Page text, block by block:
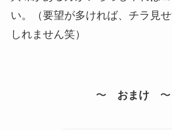
い。（要望が多ければ、チラ見
しれません笑）
〜 おまけ 〜